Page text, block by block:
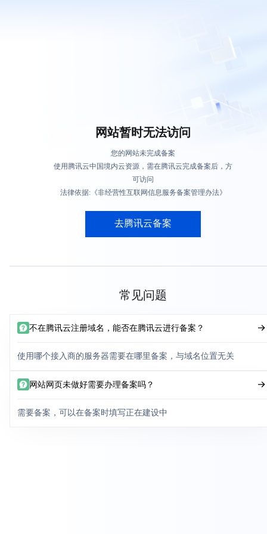
网站暂时无法访问
您的网站未完成备案
使用腾讯云中国境内云资源，需在腾讯云完成备案后，方
可访问
法律依据:《非经营性互联网信息服务备案管理办法》
去腾讯云备案
常见问题
不在腾讯云注册域名，能否在腾讯云进行备案？
使用哪个接入商的服务器需要在哪里备案，与域名位置无关
网站网页未做好需要办理备案吗？
需要备案，可以在备案时填写正在建设中